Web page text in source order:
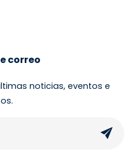
correo
noticias, eventos e